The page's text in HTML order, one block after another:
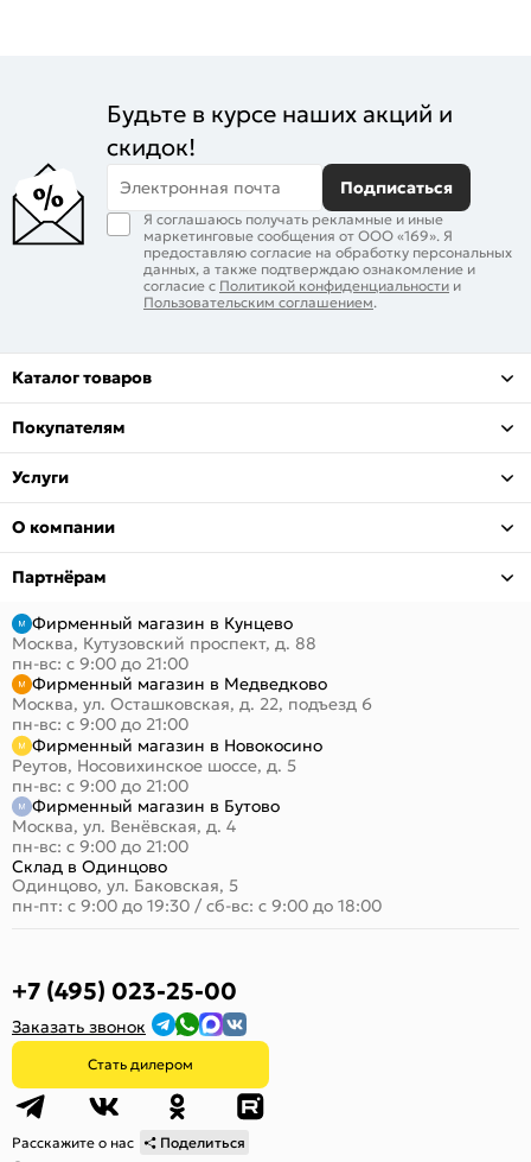
Будьте в курсе наших акций и
скидок!
Электронная почта Подписаться
Я соглашаюсь получать рекламные и иные
маркетинговые сообщения от ООО «169». Я
предоставляю согласие на обработку персональных
данных, а также подтверждаю ознакомление и
согласие с Политикой конфиденциальности и
Пользовательским соглашением.
Каталог товаров
Покупателям
Услуги
О компании
Партнёрам
Фирменный магазин в Кунцево
Москва, Кутузовский проспект, д. 88
пн-вс: с 9:00 до 21:00
Фирменный магазин в Медведково
Москва, ул. Осташковская, д. 22, подъезд 6
пн-вс: с 9:00 до 21:00
Фирменный магазин в Новокосино
Реутов, Носовихинское шоссе, д. 5
пн-вс: с 9:00 до 21:00
Фирменный магазин в Бутово
Москва, ул. Венёвская, д. 4
пн-вс: с 9:00 до 21:00
Склад в Одинцово
Одинцово, ул. Баковская, 5
пн-пт: с 9:00 до 19:30 / сб-вс: с 9:00 до 18:00
+7 (495) 023-25-00
Заказать звонок
Стать дилером
Расскажите о нас
Поделиться